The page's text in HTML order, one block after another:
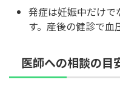
発症は妊娠中だけで
す。産後の健診で血
医師への相談の目